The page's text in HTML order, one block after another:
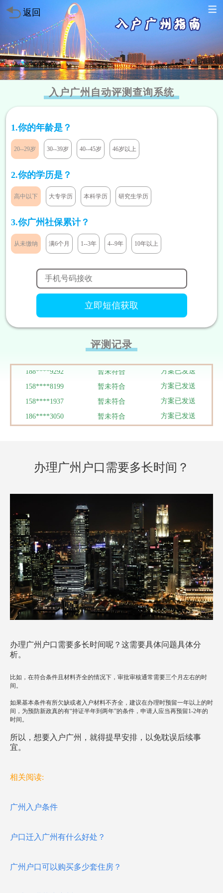
返回
入户广州自动评测查询系统
1.你的年龄是？
20--29岁 30--39岁 40--45岁 46岁以上
2.你的学历是？
高中以下 大专学历 本科学历 研究生学历
3.你广州社保累计？
从未缴纳 满6个月 1--3年 4--9年 10年以上
评测记录
136****7047 暂未符合
189****2466 暂未符合
138****9527
138****9291 暂未符合 方案已发送
符合条件
暂未符合
188****9292 暂未符合 方案已发送
158****8199 暂未符合 方案已发送
158****1937 暂未符合 方案已发送
186****3050 暂未符合 方案已发送
159****4022 暂未符合 方案已发送
137****0039 暂未符合 方案已发送
136****7047 方案已发送
189****2466 暂未符合 方案已发送
185****8446 暂未符合 方案已发送
138****9527 暂未符合 方案已发送
138****9291 暂未符合 方案已发送
办理广州户口需要多长时间？
办理广州户口需要多长时间呢？这需要具体问题具体分
析。
比如，在符合条件且材料齐全的情况下，审批审核通常需要三个月左右的时
间。
如果基本条件有所欠缺或者入户材料不齐全，建议在办理时预留一年以上的时
间，为预防新政真的有“持证半年到两年”的条件，申请人应当再预留1-2年的
时间。
所以，想要入户广州，就得提早安排，以免耽误后续事
宜。
相关阅读:
广州入户条件
户口迁入广州有什么好处？
广州户口可以购买多少套住房？